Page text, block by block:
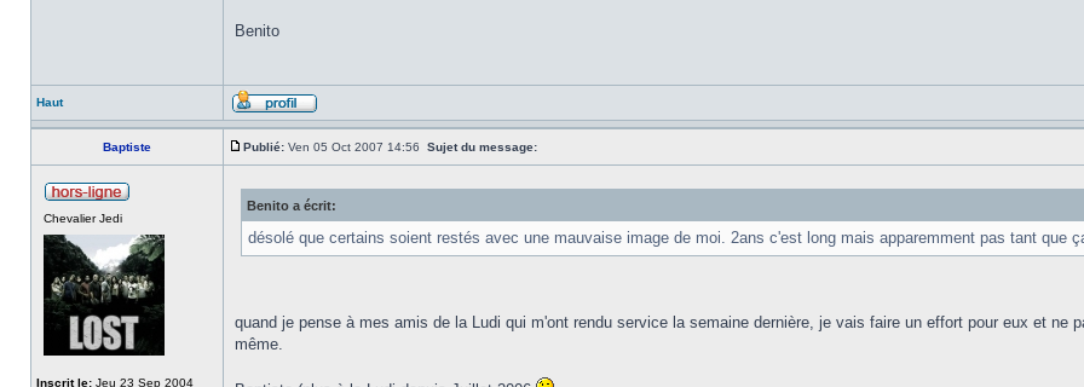
Benito
Haut
Baptiste Publié: Ven 05 Oct 2007 14:56 Sujet du message:
Chevalier Jedi
Inscrit le: Jeu 23 Sep 2004
Benito a écrit:
désolé que certains soient restés avec une mauvaise image de moi. 2ans c'est long mais apparemment pas tant que
quand je pense à mes amis de la Ludi qui m'ont rendu service la semaine dernière, je vais faire un effort pour eux et ne
même.